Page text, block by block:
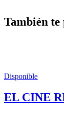
También te
Disponible
EL CINE